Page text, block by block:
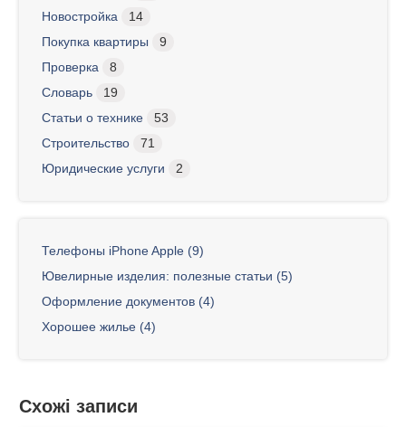
Новостройка
14
Покупка квартиры
9
Проверка
8
Словарь
19
Статьи о технике
53
Строительство
71
Юридические услуги
2
Телефоны iPhone Apple (9)
Ювелирные изделия: полезные статьи (5)
Оформление документов (4)
Хорошее жилье (4)
Схожі записи